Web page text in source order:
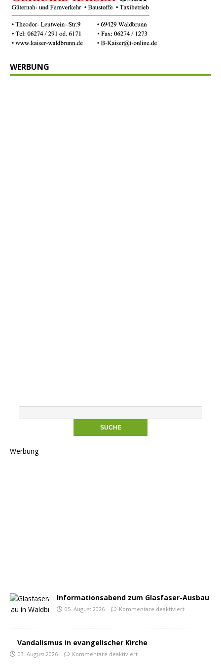
WERBUNG
Werbung
Informationsabend zum Glasfaser-Ausbau
05. August 2026 Kommentare deaktiviert
Vandalismus in evangelischer Kirche
03. August 2026 Kommentare deaktiviert